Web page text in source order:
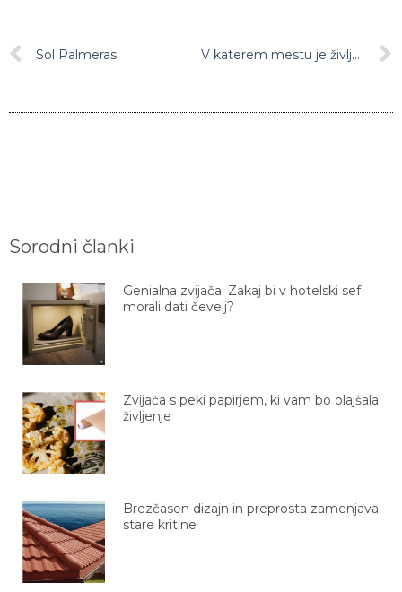
Sol Palmeras V katerem mestu je življenje najlepše?
Sorodni članki
Genialna zvijača: Zakaj bi v hotelski sef
morali dati čevelj?
Zvijača s peki papirjem, ki vam bo olajšala
življenje
Brezčasen dizajn in preprosta zamenjava
stare kritine